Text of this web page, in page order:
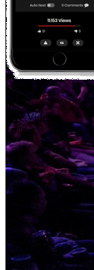
0
Nye Videoer
I dag